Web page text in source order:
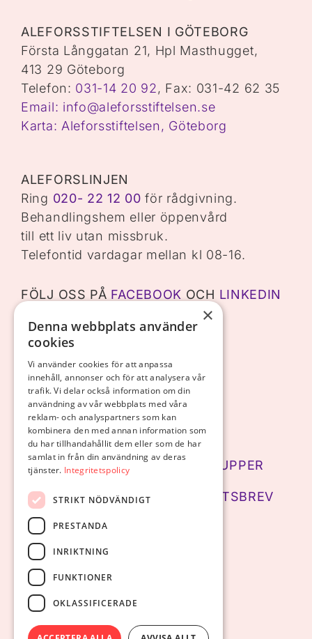
ALEFORSSTIFTELSEN I GÖTEBORG
Första Långgatan 21, Hpl Masthugget,
413 29 Göteborg
Telefon: 031-14 20 92, Fax: 031-42 62 35
Email: info@aleforsstiftelsen.se
Karta: Aleforsstiftelsen, Göteborg
ALEFORSLINJEN
Ring 020- 22 12 00 för rådgivning.
Behandlingshem eller öppenvård
till ett liv utan missbruk.
Telefontid vardagar mellan kl 08-16.
FÖLJ OSS PÅ FACEBOOK OCH LINKEDIN
KONTAKTFORMULÄR
Vill du bli kontaktad?
GDPR
LÄNKAR TILL SJÄLVHJÄLPSGRUPPER
PRENUMERERA PÅ VÅRT NYHETSBREV
CERTIFIERINGAR
×
Denna webbplats använder
cookies
Vi använder cookies för att anpassa
innehåll, annonser och för att analysera vår
trafik. Vi delar också information om din
användning av vår webbplats med våra
reklam- och analyspartners som kan
kombinera den med annan information som
du har tillhandahållit dem eller som de har
samlat in från din användning av deras
tjänster. Integritetspolicy
STRIKT NÖDVÄNDIGT
PRESTANDA
INRIKTNING
FUNKTIONER
OKLASSIFICERADE